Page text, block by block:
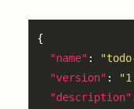
"name" :
"version" :
"description"